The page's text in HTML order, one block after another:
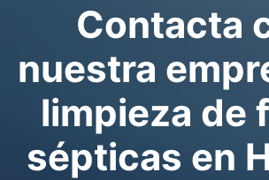
Contacta
nuestra
limpieza de
sépticas en